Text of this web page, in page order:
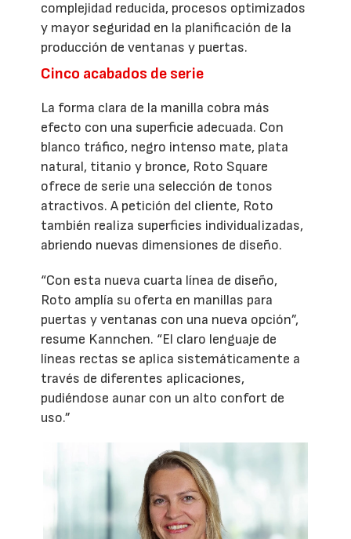
complejidad reducida, procesos optimizados
y mayor seguridad en la planificación de la
producción de ventanas y puertas.
Cinco acabados de serie
La forma clara de la manilla cobra más
efecto con una superficie adecuada. Con
blanco tráfico, negro intenso mate, plata
natural, titanio y bronce, Roto Square
ofrece de serie una selección de tonos
atractivos. A petición del cliente, Roto
también realiza superficies individualizadas,
abriendo nuevas dimensiones de diseño.
“Con esta nueva cuarta línea de diseño,
Roto amplía su oferta en manillas para
puertas y ventanas con una nueva opción”,
resume Kannchen. “El claro lenguaje de
líneas rectas se aplica sistemáticamente a
través de diferentes aplicaciones,
pudiéndose aunar con un alto confort de
uso.”